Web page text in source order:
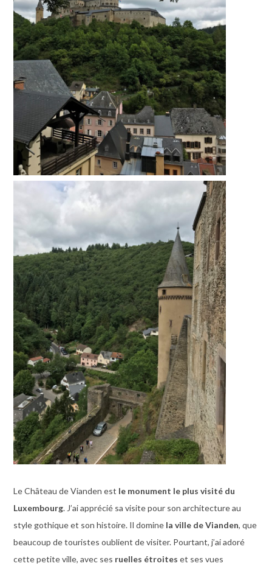
Le Château de Vianden est le monument le plus visité du
Luxembourg. J’ai apprécié sa visite pour son architecture au
style gothique et son histoire. Il domine la ville de Vianden, que
beaucoup de touristes oublient de visiter. Pourtant, j’ai adoré
cette petite ville, avec ses ruelles étroites et ses vues